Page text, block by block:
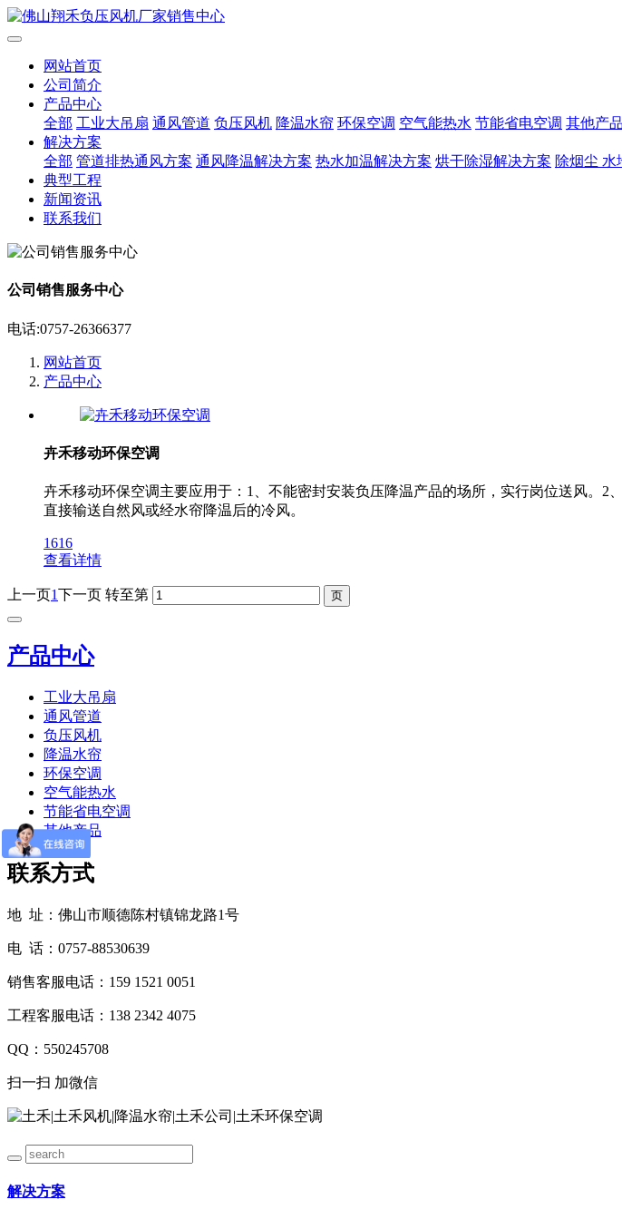
网站首页
公司简介
产品中心
全部 工业大吊扇 通风管道 负压风机 降温水帘 环保空调 空气能热水 节能省电空调 其他产品
解决方案
全部 管道排热通风方案 通风降温解决方案 热水加温解决方案 烘干除湿解决方案 除烟尘 水
典型工程
新闻资讯
联系我们
公司销售服务中心
电话:0757-26366377
网站首页
产品中心
卉禾移动环保空调
卉禾移动环保空调主要应用于：1、不能密封安装负压降温产品的场所，实行岗位送风。
直接输送自然风或经水帘降温后的冷风。
1616
查看详情
上一页1下一页 转至第
产品中心
工业大吊扇
通风管道
负压风机
降温水帘
环保空调
空气能热水
节能省电空调
其他产品
联系方式
地 址：佛山市顺德陈村镇锦龙路1号
电 话：0757-88530639
销售客服电话：159 1521 0051
工程客服电话：138 2342 4075
QQ：550245708
扫一扫 加微信
解决方案